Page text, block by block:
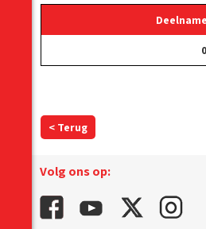
Deelname
0
< Terug
Volg ons op: